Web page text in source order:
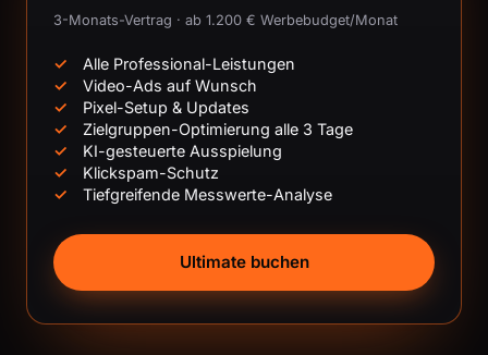
3-Monats-Vertrag · ab 1.200 € Werbebudget/Monat
Alle Professional-Leistungen
Video-Ads auf Wunsch
Pixel-Setup & Updates
Zielgruppen-Optimierung alle 3 Tage
KI-gesteuerte Ausspielung
Klickspam-Schutz
Tiefgreifende Messwerte-Analyse
Ultimate buchen